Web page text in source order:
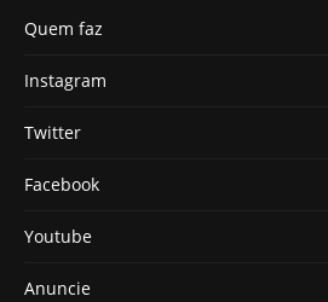
Quem faz
Instagram
Twitter
Facebook
Youtube
Anuncie